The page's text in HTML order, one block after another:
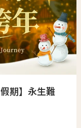
期】永生難